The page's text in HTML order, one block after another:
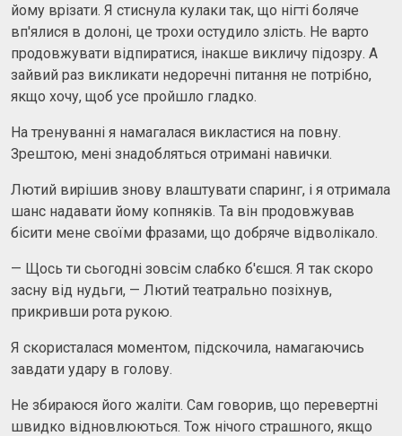
йому врізати. Я стиснула кулаки так, що нігті боляче
вп'ялися в долоні, це трохи остудило злість. Не варто
продовжувати відпиратися, інакше викличу підозру. А
зайвий раз викликати недоречні питання не потрібно,
якщо хочу, щоб усе пройшло гладко.
На тренуванні я намагалася викластися на повну.
Зрештою, мені знадобляться отримані навички.
Лютий вирішив знову влаштувати спаринг, і я отримала
шанс надавати йому копняків. Та він продовжував
бісити мене своїми фразами, що добряче відволікало.
— Щось ти сьогодні зовсім слабко б'єшся. Я так скоро
засну від нудьги, — Лютий театрально позіхнув,
прикривши рота рукою.
Я скористалася моментом, підскочила, намагаючись
завдати удару в голову.
Не збираюся його жаліти. Сам говорив, що перевертні
швидко відновлюються. Тож нічого страшного, якщо